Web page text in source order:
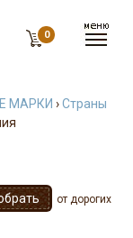
0
МАРКИ ›Страны
от дорогих